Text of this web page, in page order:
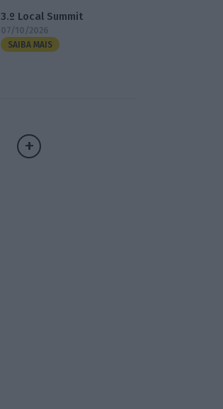
3.º Local Summit
07/10/2026
SAIBA MAIS